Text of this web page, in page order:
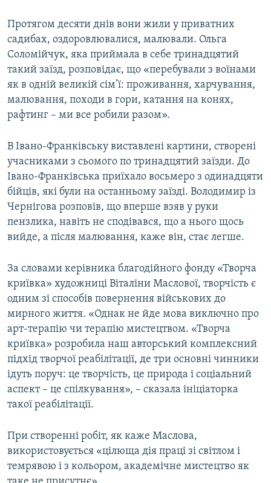
Усі сайти RFE/RL
Протягом десяти днів вони жили у приватних
садибах, оздоровлювалися, малювали. Ольга
Соломійчук, яка приймала в себе тринадцятий
такий заїзд, розповідає, що «перебували з воїнами
як в одній великій сім’ї: проживання, харчування,
малювання, походи в гори, катання на конях,
рафтинг – ми все робили разом».
В Івано-Франківську виставлені картини, створені
учасниками з сьомого по тринадцятий заїзди. До
Івано-Франківська приїхало восьмеро з одинадцяти
бійців, які були на останньому заїзді. Володимир із
Чернігова розповів, що вперше взяв у руки
пензлика, навіть не сподівався, що а нього щось
вийде, а після малювання, каже він, стає легше.
За словами керівника благодійного фонду «Творча
криївка» художниці Віталіни Маслової, творчість є
одним зі способів повернення військових до
мирного життя. «Однак не йде мова виключно про
арт-терапію чи терапію мистецтвом. «Творча
криївка» розробила наш авторський комплексний
підхід творчої реабілітації, де три основні чинники
ідуть поруч: це творчість, це природа і соціальний
аспект – це спілкування», – сказала ініціаторка
такої реабілітації.
При створенні робіт, як каже Маслова,
використовується «цілюща дія праці зі світлом і
темрявою і з кольором, академічне мистецтво як